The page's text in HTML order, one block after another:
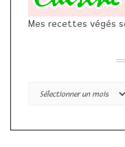
Mes recettes végés
Archives